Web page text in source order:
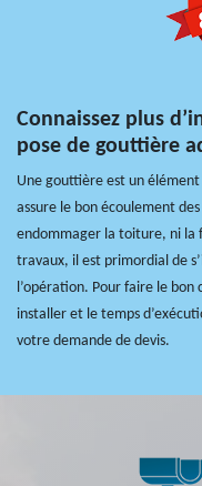
Connaissez plus
pose de gouttière
Une gouttière est un
assure le bon écoulement
endommager la toiture, ni la
travaux, il est primordial de
l’opération. Pour faire le
installer et le temps
votre demande de devis.